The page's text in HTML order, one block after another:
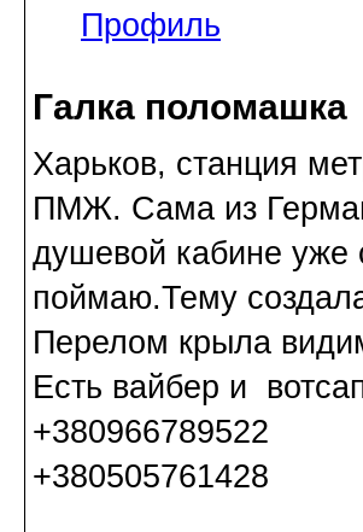
Профиль
Галка поломашка
Харьков, станция
ПМЖ. Сама из
душевой кабине уже
поймаю.Тему
Перелом крыла
Есть вайбер и
+380966789522
+380505761428